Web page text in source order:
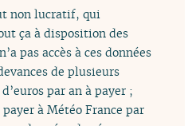
non lucratif, qui
ça à disposition des
pas accès à ces données
de plusieurs
par an à payer ;
à Météo France par